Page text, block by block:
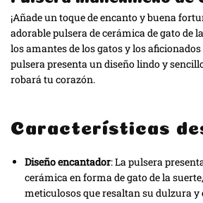
¡Añade un toque de encanto y buena
adorable pulsera de cerámica de gato de
los amantes de los gatos y los aficionados
pulsera presenta un diseño lindo y
robará tu corazón.
Características
Diseño encantador: La pulsera
cerámica en forma de gato de la
meticulosos que resaltan su dulzura y